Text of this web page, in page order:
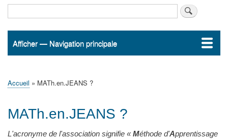
Navigation
Afficher — Navigation principale
Accueil
Actualités
MATh.en.JEANS ?
Régions et Ateliers
Créer, gérer un atelier
Sujets/Publications
Congrès
d'Ariane
Accueil MATh.en.JEANS ?
MATh.en.JEANS ?
L'acronyme de l'association signifie « Méthode d'Apprentissage